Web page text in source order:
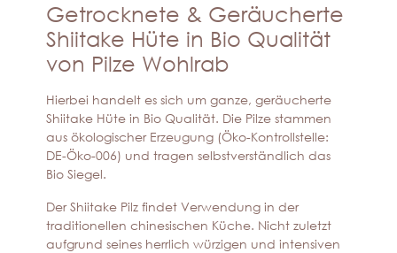
Getrocknete & Geräucherte
Shiitake Hüte in Bio Qualität
von Pilze Wohlrab
Hierbei handelt es sich um ganze, geräucherte
Shiitake Hüte in Bio Qualität. Die Pilze stammen
aus ökologischer Erzeugung (Öko-Kontrollstelle:
DE-Öko-006) und tragen selbstverständlich das
Bio Siegel.
Der Shiitake Pilz findet Verwendung in der
traditionellen chinesischen Küche. Nicht zuletzt
aufgrund seines herrlich würzigen und intensiven